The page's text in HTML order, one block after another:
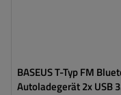
BASEUS T-Typ FM
Autoladegerät 2x USB